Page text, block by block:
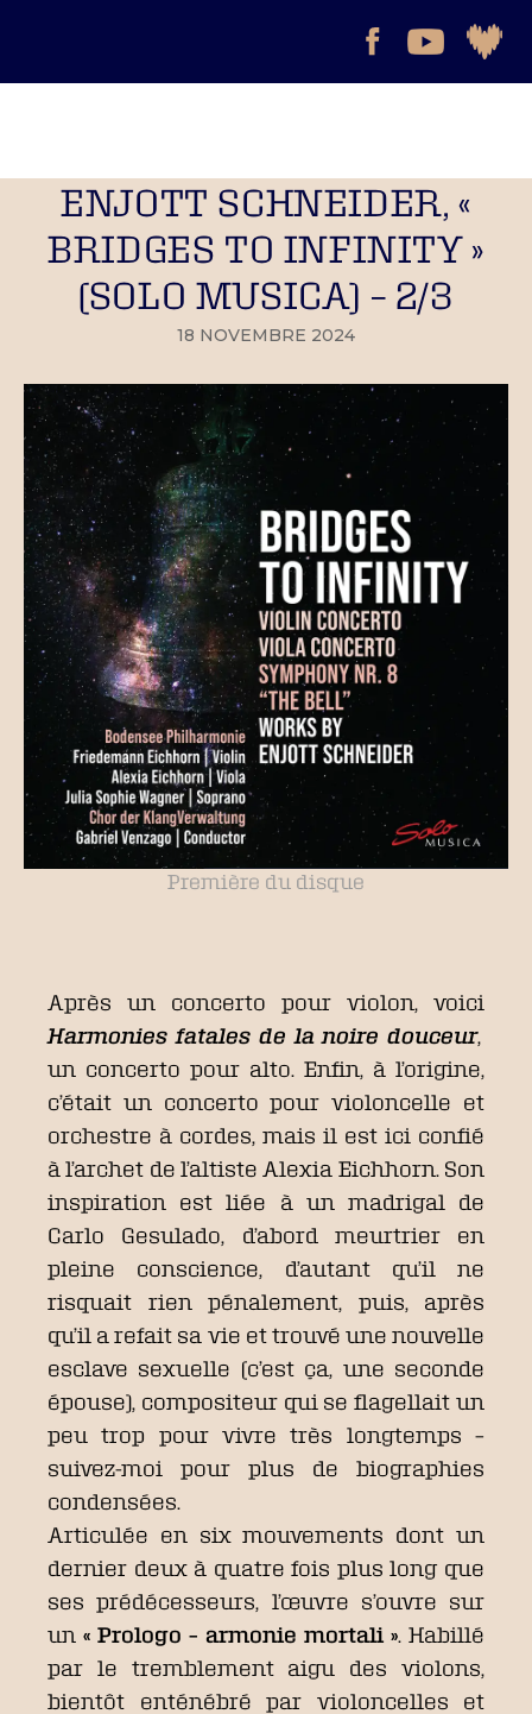
ENJOTT SCHNEIDER, «
BRIDGES TO INFINITY »
(SOLO MUSICA) – 2/3
18 NOVEMBRE 2024
Première du disque
Après un concerto pour violon, voici
Harmonies fatales de la noire douceur,
un concerto pour alto. Enfin, à l’origine,
c’était un concerto pour violoncelle et
orchestre à cordes, mais il est ici confié
à l’archet de l’altiste Alexia Eichhorn. Son
inspiration est liée à un madrigal de
Carlo Gesulado, d’abord meurtrier en
pleine conscience, d’autant qu’il ne
risquait rien pénalement, puis, après
qu’il a refait sa vie et trouvé une nouvelle
esclave sexuelle (c’est ça, une seconde
épouse), compositeur qui se flagellait un
peu trop pour vivre très longtemps –
suivez-moi pour plus de biographies
condensées.
Articulée en six mouvements dont un
dernier deux à quatre fois plus long que
ses prédécesseurs, l’œuvre s’ouvre sur
un « Prologo – armonie mortali ». Habillé
par le tremblement aigu des violons,
bientôt enténébré par violoncelles et